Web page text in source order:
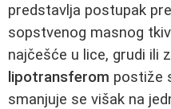
predstavlja postupak
sopstvenog masnog
najčešće u lice, grudi ili
lipotransferom postiže
smanjuje se višak na